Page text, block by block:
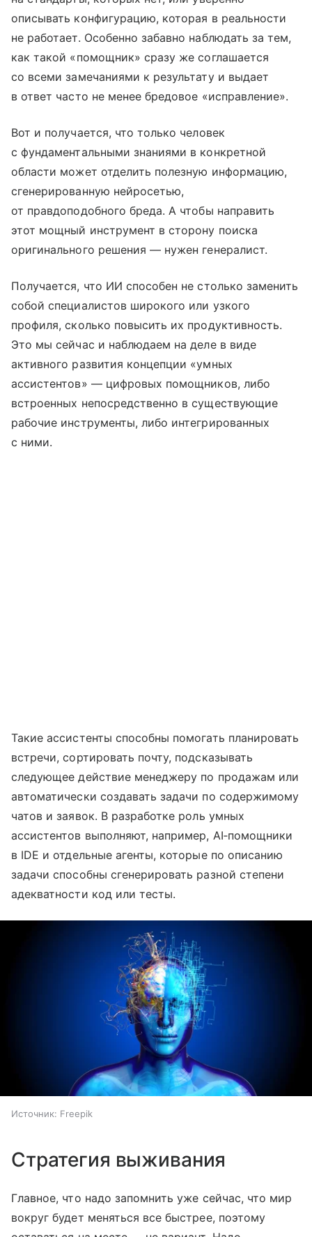
описывать конфигурацию, которая в реальности
не работает. Особенно забавно наблюдать за тем,
как такой «помощник» сразу же соглашается
со всеми замечаниями к результату и выдает
в ответ часто не менее бредовое «исправление».
Вот и получается, что только человек
с фундаментальными знаниями в конкретной
области может отделить полезную информацию,
сгенерированную нейросетью,
от правдоподобного бреда. А чтобы направить
этот мощный инструмент в сторону поиска
оригинального решения — нужен генералист.
Получается, что ИИ способен не столько заменить
собой специалистов широкого или узкого
профиля, сколько повысить их продуктивность.
Это мы сейчас и наблюдаем на деле в виде
активного развития концепции «умных
ассистентов» — цифровых помощников, либо
встроенных непосредственно в существующие
рабочие инструменты, либо интегрированных
с ними.
Такие ассистенты способны помогать планировать
встречи, сортировать почту, подсказывать
следующее действие менеджеру по продажам или
автоматически создавать задачи по содержимому
чатов и заявок. В разработке роль умных
ассистентов выполняют, например, AI‑помощники
в IDE и отдельные агенты, которые по описанию
задачи способны сгенерировать разной степени
адекватности код или тесты.
Источник: Freepik
Стратегия выживания
Главное, что надо запомнить уже сейчас, что мир
вокруг будет меняться все быстрее, поэтому